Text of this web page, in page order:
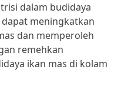
dalam budidaya
meningkatkan
dan memperoleh
remehkan
ikan mas di kolam